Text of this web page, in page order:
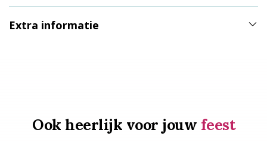
Extra informatie
Ook heerlijk voor jouw feest